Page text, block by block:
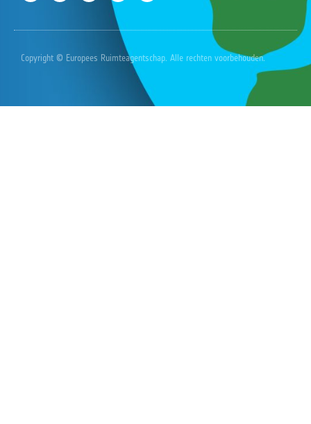
Copyright © Europees Ruimteagentschap. Alle rechten voorbehouden.